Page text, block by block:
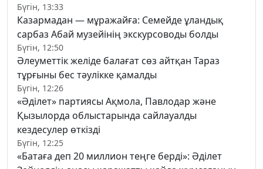
Бүгін, 13:33
Казармадан — мұражайға: Семейде ұландық
сарбаз Абай музейінің экскурсоводы болды
Бүгін, 12:50
Әлеуметтік желіде балағат сөз айтқан Тараз
тұрғыны бес тәулікке қамалды
Бүгін, 12:26
«Әділет» партиясы Ақмола, Павлодар және
Қызылорда облыстарында сайлауалды
кездесулер өткізді
Бүгін, 12:25
«Батаға деп 20 миллион теңге берді»: Әділет